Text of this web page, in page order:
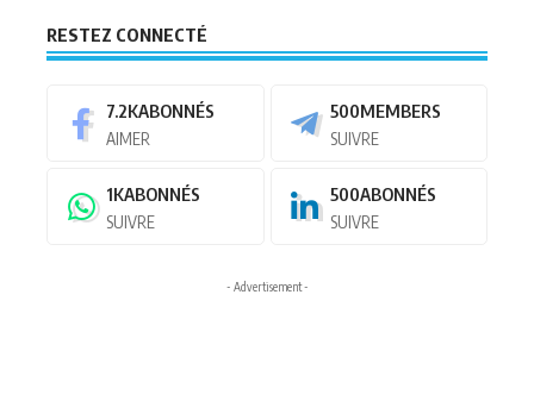
RESTEZ CONNECTÉ
7.2KABONNÉS
AIMER
500MEMBERS
SUIVRE
1KABONNÉS
SUIVRE
500ABONNÉS
SUIVRE
- Advertisement -